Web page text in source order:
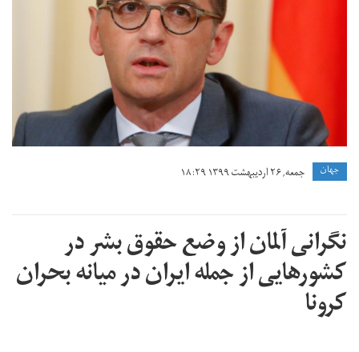
جهان جمعه, ۲۶ اردیبهشت ۱۳۹۹ ۱۸:۲۹
نگرانی آلمان از وضع حقوق بشر در
کشورهایی از جمله ایران در میانه بحران
کرونا